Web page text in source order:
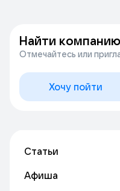
Найти компанию
Отмечайтесь или
Хочу пойти
Статьи
Афиша